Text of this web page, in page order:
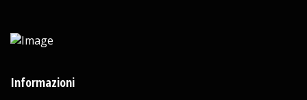
Informazioni